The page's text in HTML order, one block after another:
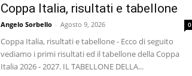
Coppa Italia, risultati e tabellone
Angelo Sorbello - Agosto 9, 2026 0
Coppa Italia, risultati e tabellone - Ecco di seguito
vediamo i primi risultati ed il tabellone della Coppa
Italia 2026 - 2027. IL TABELLONE DELLA...